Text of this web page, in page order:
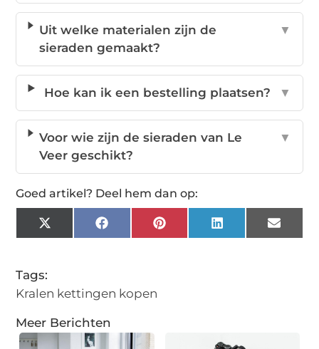
Uit welke materialen zijn de
sieraden gemaakt?
▼
Hoe kan ik een bestelling plaatsen? ▼
Voor wie zijn de sieraden van Le
Veer geschikt?
▼
Goed artikel? Deel hem dan op:
X
(Twitter)
FacebookPinterestLinkedInEmail
Tags:
Kralen kettingen kopen
Meer Berichten